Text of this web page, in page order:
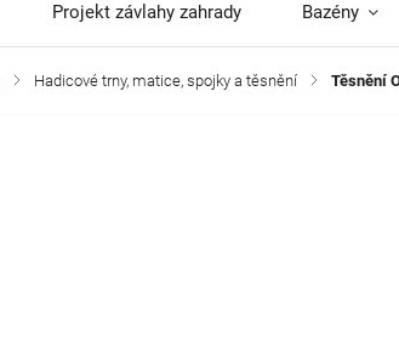
Projekt závlahy zahrady Bazény
/ Hadicové trny, matice, spojky a těsnění / Těsnění